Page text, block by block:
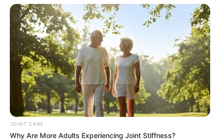
JOINT CARE
Why Are More Adults Experiencing Joint Stiffness?